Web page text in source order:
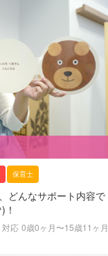
保育士
どんなサポート内容で
対応 0歳0ヶ月〜15歳11ヶ月